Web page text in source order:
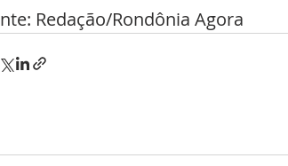
Redação/Rondônia Agora